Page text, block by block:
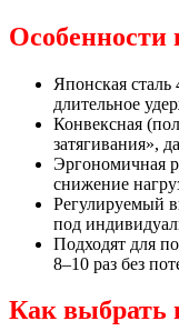
Особенности
Японская
длительное
Конвексная
затягивания»,
Эргономичная
снижение
Регулируемый
под
Подходят для
8–10 раз без
Как выбрать